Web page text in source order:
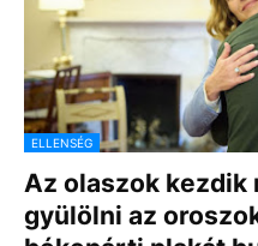
ELLENSÉG
Az olaszok kezdik
gyülölni az